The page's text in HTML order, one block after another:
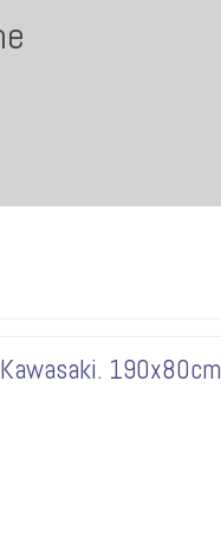
190x80cm